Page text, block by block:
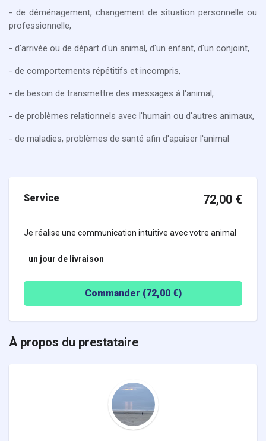
- de déménagement, changement de situation personnelle ou
professionnelle,
- d'arrivée ou de départ d'un animal, d'un enfant, d'un conjoint,
- de comportements répétitifs et incompris,
- de besoin de transmettre des messages à l'animal,
- de problèmes relationnels avec l'humain ou d'autres animaux,
- de maladies, problèmes de santé afin d'apaiser l'animal
Service 72,00 €
Je réalise une communication intuitive avec votre animal
un jour de livraison
Commander (72,00€)
À propos du prestataire